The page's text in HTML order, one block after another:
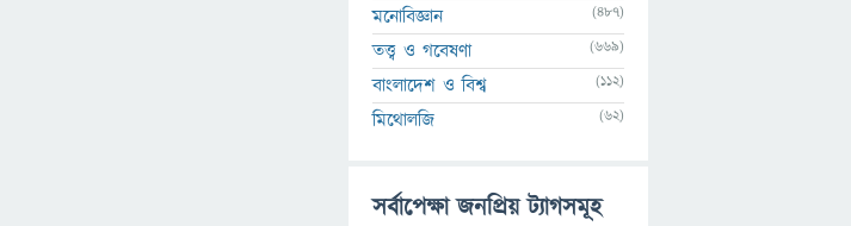
মনোবিজ্ঞান (487)
তত্ত্ব ও গবেষণা (669)
বাংলাদেশ ও বিশ্ব (112)
মিথোলজি (62)
সর্বাপেক্ষা জনপ্রিয় ট্যাগসমূহ